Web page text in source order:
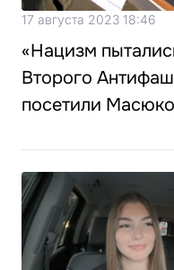
17 августа 2023 18:46
«Нацизм
Второго
посетили